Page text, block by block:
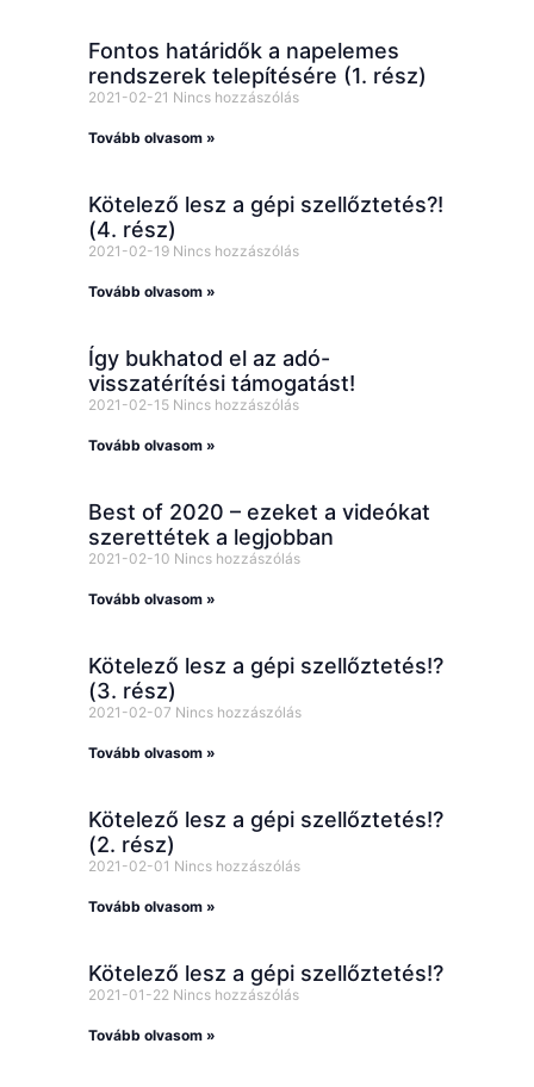
Fontos határidők a napelemes
rendszerek telepítésére (1. rész)
2021-02-21 Nincs hozzászólás
Tovább olvasom »
Kötelező lesz a gépi szellőztetés?!
(4. rész)
2021-02-19 Nincs hozzászólás
Tovább olvasom »
Így bukhatod el az adó-
visszatérítési támogatást!
2021-02-15 Nincs hozzászólás
Tovább olvasom »
Best of 2020 – ezeket a videókat
szerettétek a legjobban
2021-02-10 Nincs hozzászólás
Tovább olvasom »
Kötelező lesz a gépi szellőztetés!?
(3. rész)
2021-02-07 Nincs hozzászólás
Tovább olvasom »
Kötelező lesz a gépi szellőztetés!?
(2. rész)
2021-02-01 Nincs hozzászólás
Tovább olvasom »
Kötelező lesz a gépi szellőztetés!?
2021-01-22 Nincs hozzászólás
Tovább olvasom »